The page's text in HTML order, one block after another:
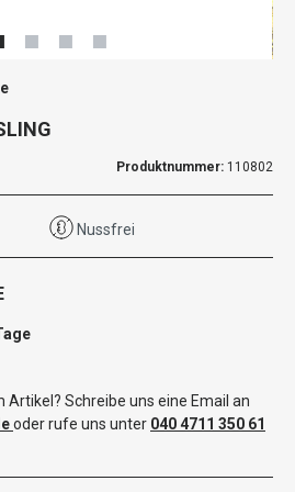
Produktnummer: 110802
Nussfrei
Artikel? Schreibe uns eine Email an
oder rufe uns unter 040 4711 350 61